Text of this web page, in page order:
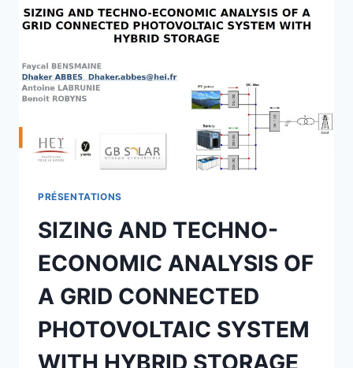
DE
DÉMONSTRATEUR
DÉDIÉ
LA
VALORISATION
PRÉSENTATIONS
SIZING AND TECHNO-
ECONOMIC ANALYSIS OF
A GRID CONNECTED
PHOTOVOLTAIC SYSTEM
WITH HYBRID STORAGE